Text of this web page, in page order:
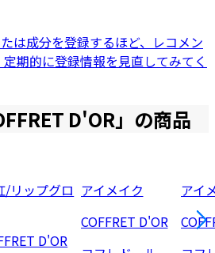
は成分を登録するほど、レコメン
期的に登録情報を見直してみてく
D'OR」の商品
/リップグロ
D'OR
アイメイク
COFFRET D'OR
アイ